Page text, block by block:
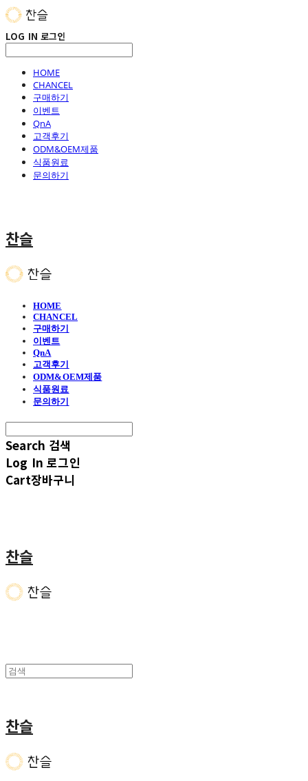
LOG IN 로그인
HOME
CHANCEL
구매하기
이벤트
QnA
고객후기
ODM&OEM제품
식품원료
문의하기
찬슬
HOME
CHANCEL
구매하기
이벤트
QnA
고객후기
ODM&OEM제품
식품원료
문의하기
Search 검색
Log In 로그인
Cart장바구니
찬슬
찬슬